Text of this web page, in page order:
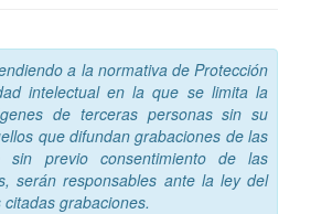
a la normativa de Protección
intelectual en la que se limita la
de terceras personas sin su
que difundan grabaciones de las
sin previo consentimiento de las
serán responsables ante la ley del
grabaciones.